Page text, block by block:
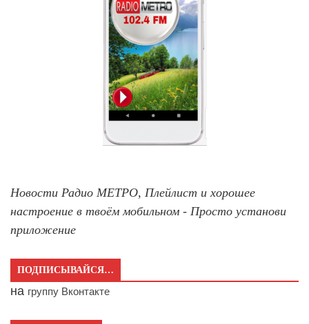
Новости Радио МЕТРО, Плейлист и хорошее
настроение в твоём мобильном - Просто установи
приложение
ПОДПИСЫВАЙСЯ…
на группу Вконтакте